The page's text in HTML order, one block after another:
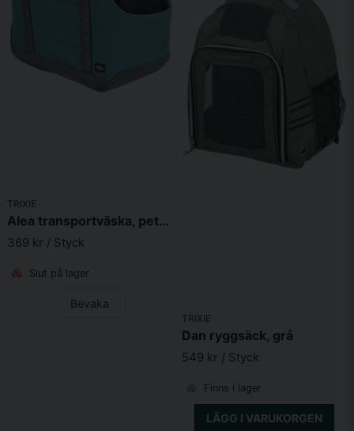
Skicka fråga
TRIXIE
Alea transportväska, petrol/grå
369 kr / Styck
Slut på lager
Bevaka
TRIXIE
Dan ryggsäck, grå
549 kr / Styck
Finns i lager
LÄGG I VARUKORGEN